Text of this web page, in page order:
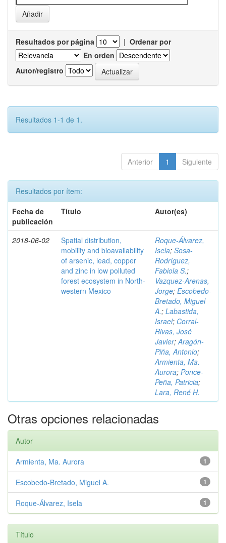
Resultados por página | Ordenar por
En orden
Autor/registro
Resultados 1-1 de 1.
Anterior 1 Siguiente
Resultados por ítem:
Fecha de
publicación
Título Autor(es)
2018-06-02
Spatial distribution,
mobility and bioavailability
of arsenic, lead, copper
and zinc in low polluted
forest ecosystem in North-
western Mexico
Roque-Álvarez,
Isela; Sosa-
Rodríguez,
Fabiola S.;
Vazquez-Arenas,
Jorge; Escobedo-
Bretado, Miguel
A.; Labastida,
Israel; Corral-
Rivas, José
Javier;Aragón-
Piña, Antonio;
Armienta, Ma.
Aurora; Ponce-
Peña, Patricia;
Lara, René H.
Otras opciones relacionadas
Autor
1
Armienta, Ma. Aurora
1
Escobedo-Bretado, Miguel A.
1
Roque-Álvarez, Isela
Título